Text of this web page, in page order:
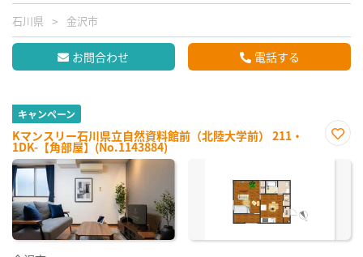
石川県 金沢市
お問合わせ 電話する
キャンペーン
Kマンスリー石川県立自然資料館前（北陸大学前） 211・
1DK-【角部屋】(No.1143884)
に入